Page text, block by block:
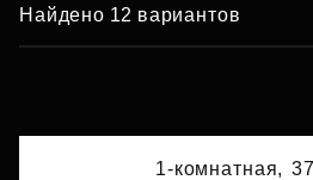
Найдено 12 вариантов
1-комнатная,